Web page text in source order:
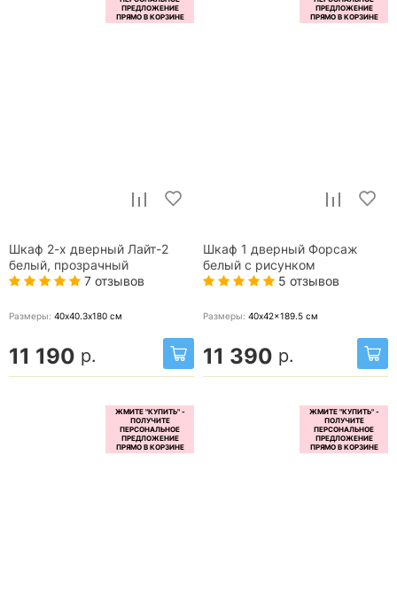
Шкаф 2-х дверный Лайт-2
белый, прозрачный
7 отзывов
Размеры: 40х40.3х180 см
11 190 р.
Шкаф 1 дверный Форсаж
белый с рисунком
5 отзывов
Размеры: 40x42x189.5 см
11 390 р.